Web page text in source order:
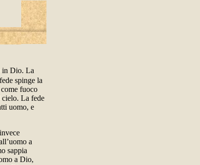
in Dio. La
spinge la
fuoco
cielo. La fede
uomo, e
a
sappia
a Dio,